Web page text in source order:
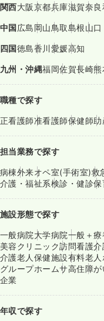
関西大阪京都兵庫滋賀奈良
中国広島岡山鳥取島根山口
四国徳島香川愛媛高知
九州・沖縄福岡佐賀長崎熊
職種で探す
正看護師准看護師保健師助
担当業務で探す
病棟外来オペ室(手術室)救
介護・福祉系検診・健診保
施設形態で探す
一般病院大学病院一般＋療
美容クリニック訪問看護介
介護老人保健施設有料老
グループホームサ高住障が
企業
年収で探す